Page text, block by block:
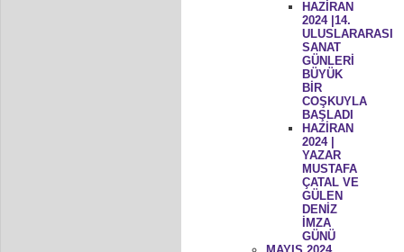
HAZİRAN
2024 |14.
ULUSLARARASI
SANAT
GÜNLERİ
BÜYÜK
BİR
COŞKUYLA
BAŞLADI
HAZİRAN
2024 |
YAZAR
MUSTAFA
ÇATAL VE
GÜLEN
DENİZ
İMZA
GÜNÜ